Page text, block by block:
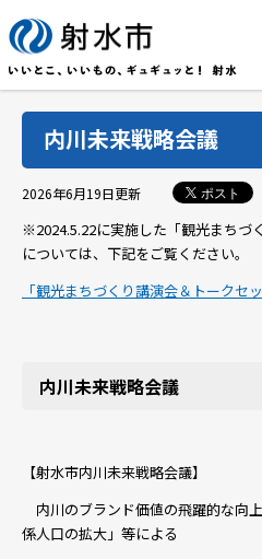
内川未来戦略会議
2026年6月19日更新 ポスト
※2024.5.22に実施した「観光まちづ
については、下記をご覧ください。
「観光まちづくり講演会＆トークセ
内川未来戦略会議
【射水市内川未来戦略会議】
内川のブランド価値の飛躍的な向
係人口の拡大」等による